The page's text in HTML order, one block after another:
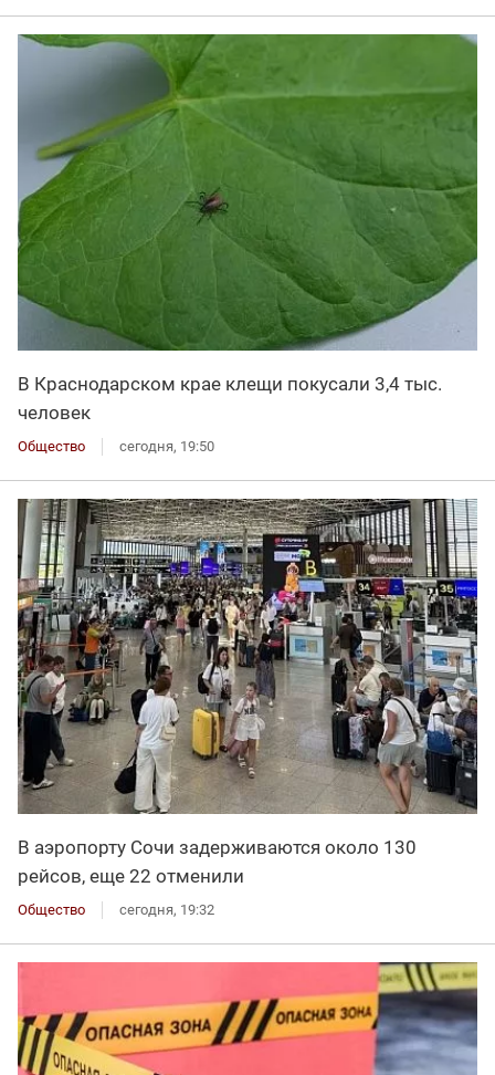
В Краснодарском крае клещи покусали 3,4 тыс.
человек
Общество сегодня, 19:50
В аэропорту Сочи задерживаются около 130
рейсов, еще 22 отменили
Общество сегодня, 19:32